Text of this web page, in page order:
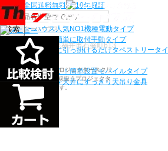
検索
機種から選ぶ
シアターハウス人気NO1機種電動タイプ
電源工事なしで簡単に取付手動タイプ
ネジ付きフックに引っ掛けるだけタペストリータイ
持ち運びらくらく！簡単設置モバイルタイプ
プロジェクターを天井にすっきり 天吊り金具
〒910-0122 福井県福井市石盛町613
シアターハウスは、プロジェクタースクリ
ーンを全部で500以上取扱うプロジェクタ
ースクリーン専門店です。